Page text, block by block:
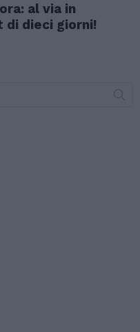
al via in
di dieci giorni!